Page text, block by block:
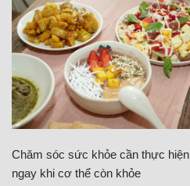
Chăm sóc sức khỏe cần thực hiện
ngay khi cơ thể còn khỏe